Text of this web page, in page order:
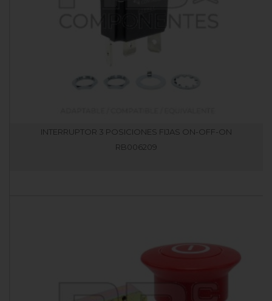
INTERRUPTOR 3 POSICIONES FIJAS ON-OFF-ON
RB006209